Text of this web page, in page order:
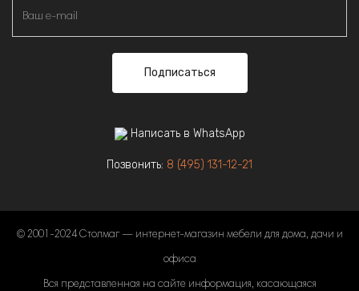
Подписаться
Написать в WhatsApp
Позвонить: 8 (495) 131-12-21
© 2001-2024 Столмаг — интернет-магазин мебели для дома, дачи и
офиса
Вся представленная на сайте информация, касающаяся